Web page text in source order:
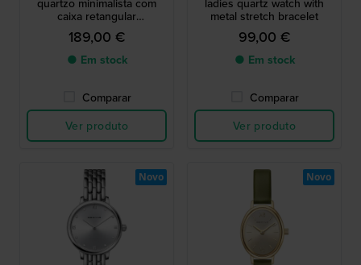
caixa retangular
arredondada
189,00 €
● Em stock
Comparar
Ver produto
metal stretch bracelet
99,00 €
● Em stock
Comparar
Ver produto
Novo Novo